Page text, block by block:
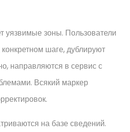
уязвимые зоны. Пользователи
шаге, дублируют
направляются в сервис с
Всякий маркер
на базе сведений.